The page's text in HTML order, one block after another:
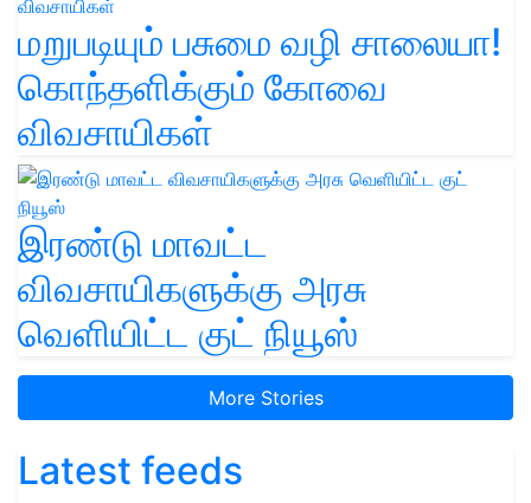
மறுபடியும் பசுமை வழி சாலையா!
கொந்தளிக்கும் கோவை
விவசாயிகள்
இரண்டு மாவட்ட
விவசாயிகளுக்கு அரசு
வெளியிட்ட குட் நியூஸ்
More Stories
Latest feeds